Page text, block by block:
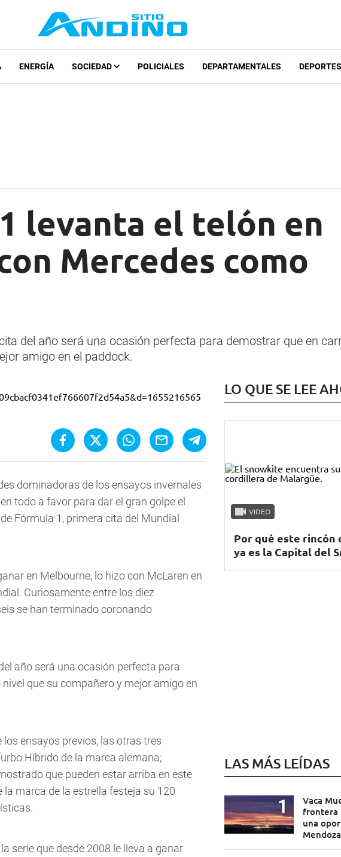
ENERGÍA SOCIEDAD POLICIALES DEPARTAMENTALES DEPORTES
levanta el telón en
Mercedes como
del año será una ocasión perfecta para demostrar que en
amigo en el paddock.
dominadoras de los ensayos invernales
todo a favor para dar el gran golpe el
Fórmula 1, primera cita del Mundial
en Melbourne, lo hizo con McLaren en
Curiosamente entre los diez
se han terminado coronando
año será una ocasión perfecta para
que su compañero y mejor amigo en
ensayos previos, las otras tres
Híbrido de la marca alemana;
que pueden estar arriba en este
la marca de la estrella festeja su 120
serie que desde 2008 le lleva a ganar
LO QUE SE LEE
VIDEO
Por qué este rincón
ya es la Capital del
LAS MÁS LEÍDAS
Vaca
frontera
una
Mendoza